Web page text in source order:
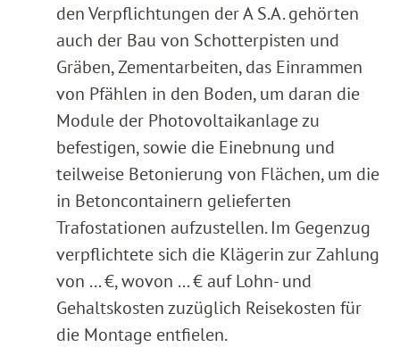
den Verpflichtungen der A S.A. gehörten
auch der Bau von Schotterpisten und
Gräben, Zementarbeiten, das Einrammen
von Pfählen in den Boden, um daran die
Module der Photovoltaikanlage zu
befestigen, sowie die Einebnung und
teilweise Betonierung von Flächen, um die
in Betoncontainern gelieferten
Trafostationen aufzustellen. Im Gegenzug
verpflichtete sich die Klägerin zur Zahlung
von ... €, wovon ... € auf Lohn- und
Gehaltskosten zuzüglich Reisekosten für
die Montage entfielen.